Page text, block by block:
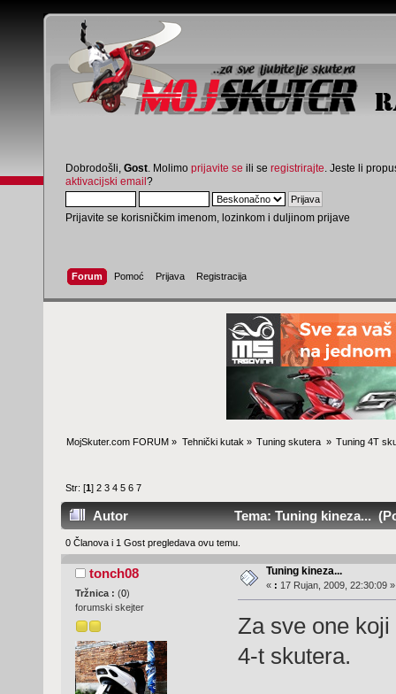
Dobrodošli, Gost . Molimo prijavite se ili se registrirajte . Jeste li
aktivacijski email?
Prijavite se korisničkim imenom, lozinkom i duljinom prijave
Forum Pomoć Prijava Registracija
MojSkuter.com FORUM » Tehnički kutak » Tuning skutera » Tuning 4T
Str: [1]2 3 4 5 6 7
Autor Tema: Tuning kineza...
0 Članova i 1 Gost pregledava ovu temu.
tonch08
Tržnica : (0)
forumski skejter
Tuning kineza...
« : 17 Rujan, 2009, 22:30:09 »
Za sve one
4-t skutera.